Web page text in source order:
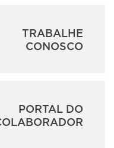
TRABALHE
CONOSCO
PORTAL DO